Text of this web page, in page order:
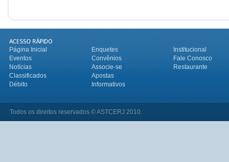
Página Inicial Enquetes
Institucional
Eventos
Convênios
Fale Conosco
Notícias
Associe-se
Restaurante
Classificados
Apostas
Débito
Informativos
Todos os direitos reservados © ASTCERJ 2010.